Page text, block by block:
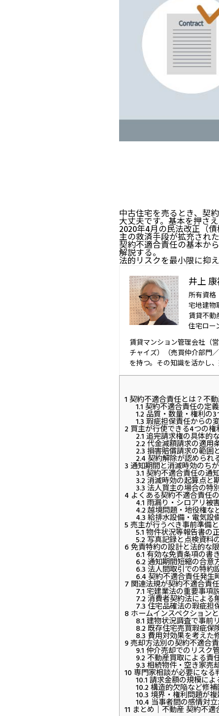
中古住宅を売るとき、契
大丈夫です。基本を押さ
2020年4月の民法改正（
主の救済手段が拡充され
契約不適合責任の基本か
解説する。
法的リスクを最小限に抑
井上
所有資格
宅地建物
賃貸不動
住宅ロー
賃貸マンション管理会社（
チャイズ）（売買仲介部門
を持つ。その知識を活かし
1 契約不適合責任とは？不
1.1 契約不適合責任の定
1.2 品質・数量・権利の
1.3 瑕疵担保責任からの
2 買主が行使できる4つの権
2.1 追完請求権の具体的
2.2 代金減額請求の適用
2.3 損害賠償請求の範囲
2.4 契約解除が認められ
3 通知期間と消滅時効のち
3.1 契約不適合責任の通
3.2 消滅時効の起算点と
3.3 法人買主の場合の特
4 よくある契約不適合責任
4.1 雨漏り・シロアリ被
4.2 越境問題・地役権な
4.3 給排水設備・電気設
5 売主が行うべき事前準備
5.1 物件状況等報告書の
5.2 写真記録と点検資料
6 免責特約の設計と法的な
6.1 有効な免責条項の書
6.2 通知期間短縮の合意
6.3 法人間取引での特約
6.4 契約不適合責任発生
7 関連法規が契約不適合責
7.1 宅建業法の重要事項
7.2 消費者契約法による
7.3 住宅品確法の瑕疵担
8 ホームインスペクション
8.1 建物状況調査で事前
8.2 既存住宅売買瑕疵保
8.3 費用対効果を考えた
9売却方法別の契約不適合
9.1 仲介売却でのリスク
9.2 不動産買取による責
9.3 相続物件・空き家売
10 専門家相談が必要になる
10.1 請求金額の規模に
10.2 構造的欠陥など修
10.3 境界・権利問題が
10.4 当事者間の感情対
11 まとめ｜不動産 契約不